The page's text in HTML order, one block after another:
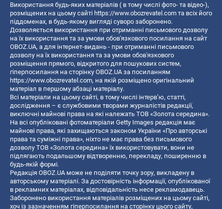
Використання будь-яких матеріалів ( в тому числі фото- та відео-),
розміщених на цьому сайті https://www.obozrevatel.com та всіх його
піддоменах, в будь-якому вигляді суворо заборонено.
Дозволяється використання при отриманні письмового дозволу
на їх використання та за умови обов'язкового посилання на сайт
OBOZ.UA, а для інтернет-видань - при отриманні письмового
дозволу на їх використання та за умови обов'язкового
розміщення прямого, відкритого для пошукових систем,
гіперпосилання на сторінку OBOZ.UA за посиланням
https://www.obozrevatel.com, на якій розміщено оригінальний
матеріал в першому абзаці матеріалу.
Всі матеріали на цьому сайті, в тому числі інтерв’ю, статті,
дослідження – є службовими творами журналістів редакції,
виключні майнові права на які належать ТОВ «Золота середина».
На всі опубліковані фотоматеріали Getty Images редакція має
майнові права, які захищаються законом України «Про авторські
права та суміжні права», ніхто не має права без письмового
дозволу ТОВ «Золота середина» їх використовувати, вони не
підлягають подальшому відтворенню, перекладу, поширенню в
будь-якій формі.
Редакція OBOZ.UA може не поділяти точку зору, викладену в
авторському матеріалі. За достовірність інформації, опублікованої
в рекламних матеріалах, відповідальність несе рекламодавець.
Заборонено використання матеріалів розміщених на цьому сайті,
хоч із зазначенням гіперпосилання на сторінку цього сайту,